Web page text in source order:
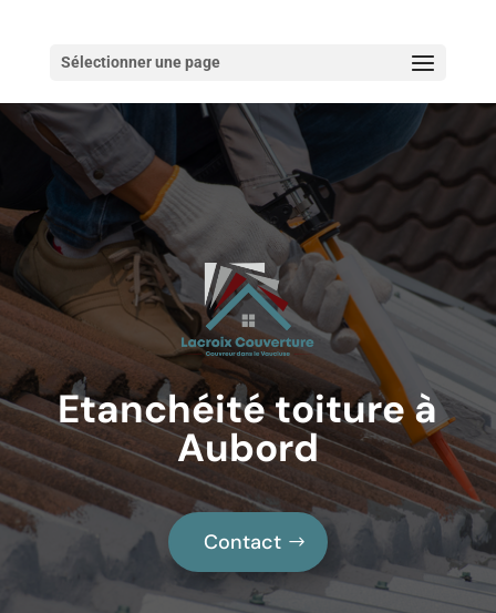
Sélectionner une page
Etanchéité toiture à
Aubord
Contact